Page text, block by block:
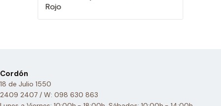
Rojo
Cordón
18 de Julio 1550
2409 2407 / W: 098 630 863